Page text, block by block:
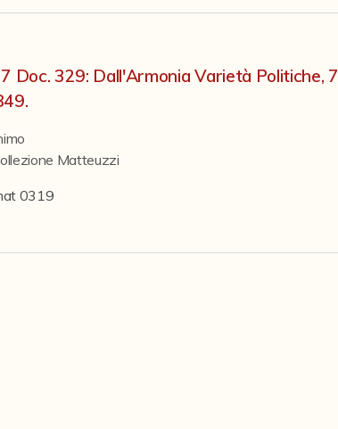
Doc. 329: Dall'Armonia Varietà Politiche, 7
Matteuzzi
0319